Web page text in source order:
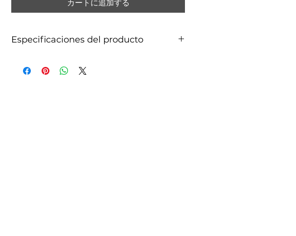
カートに追加する
Especificaciones del producto
inoxidable.